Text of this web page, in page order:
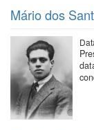
Mário dos